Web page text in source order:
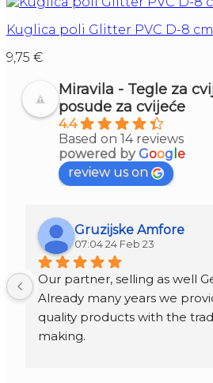
Kuglica poli Glitter PVC D-8
9,75 €
Miravila - Tegle za
posude za cvijeće
4.4
Based on 14 reviews
powered byGoog e
review us on
Gruzijske Amfore
07:04 24 Feb 23
Our partner, selling as well
Already many years we
quality products with the
making.